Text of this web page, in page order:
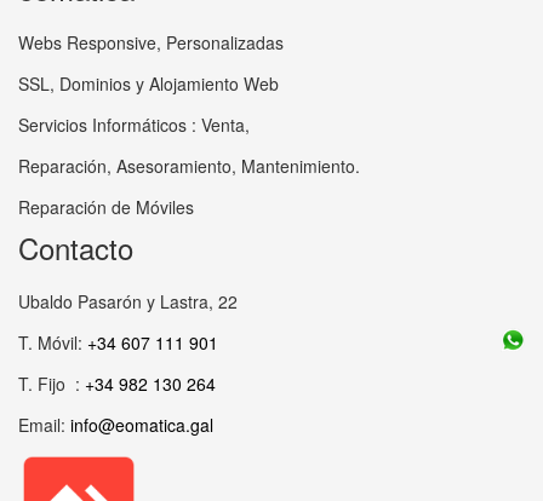
Webs Responsive, Personalizadas
SSL, Dominios y Alojamiento Web
Servicios Informáticos : Venta,
Reparación, Asesoramiento, Mantenimiento.
Reparación de Móviles
Contacto
Ubaldo Pasarón y Lastra, 22
T. Móvil: +34 607 111 901
T. Fijo : +34 982 130 264
Email: info@eomatica.gal